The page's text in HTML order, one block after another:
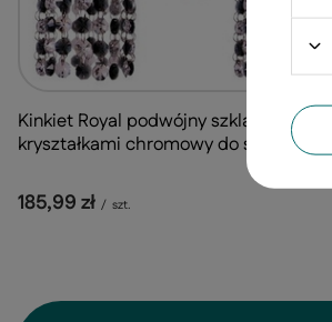
Kinkiet Royal podwójny szklany z
kryształkami chromowy do salonu 2xG9
185,99 zł / szt.